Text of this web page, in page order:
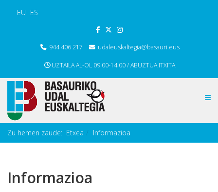
EU ES
944 406 217 udaleuskaltegia@basauri.eus
UZTAILA AL-OL 09:00-14:00 / ABUZTUA ITXITA
Zu hemen zaude: Etxea Informazioa
Informazioa